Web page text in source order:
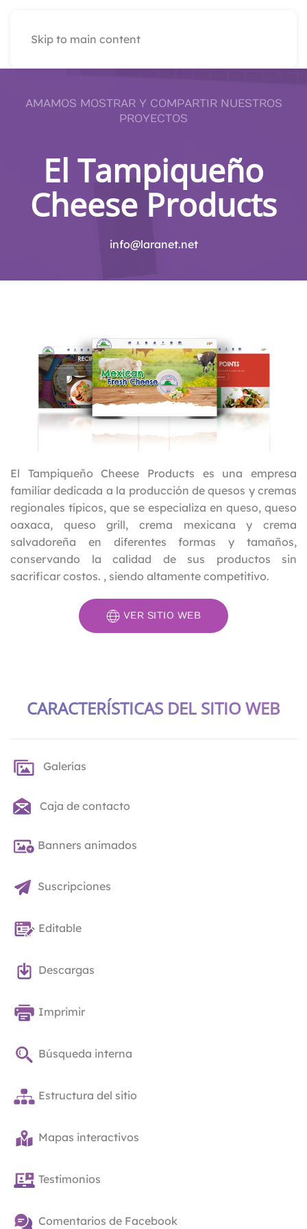
Skip to main content
AMAMOS MOSTRAR Y COMPARTIR NUESTROS
PROYECTOS
El Tampiqueño
Cheese Products
info@laranet.net
El Tampiqueño Cheese Products es una empresa
familiar dedicada a la producción de quesos y cremas
regionales típicos, que se especializa en queso, queso
oaxaca, queso grill, crema mexicana y crema
salvadoreña en diferentes formas y tamaños,
conservando la calidad de sus productos sin
sacrificar costos. , siendo altamente competitivo.
VER SITIO WEB
CARACTERÍSTICAS DEL SITIO WEB
Galerías
Caja de contacto
Banners animados
Suscripciones
Editable
Descargas
Imprimir
Búsqueda interna
Estructura del sitio
Mapas interactivos
Testimonios
Comentarios de Facebook